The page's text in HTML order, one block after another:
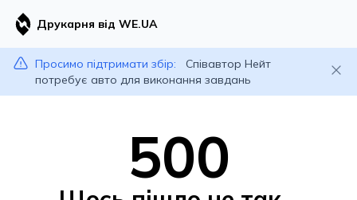
Друкарня від WE.UA
Просимо підтримати збір:
Співавтор Нейт
потребує авто для виконання завдань
500